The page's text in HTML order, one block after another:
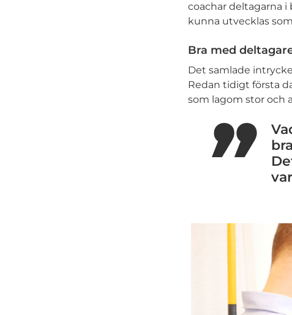
coachar deltagarna i
kunna utvecklas
Bra med
Det samlade
Redan tidigt första
som lagom stor och